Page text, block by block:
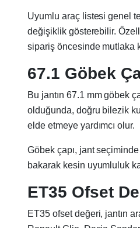
Uyumlu araç listesi genel
değişiklik gösterebilir.
sipariş öncesinde mutlaka
67.1 Göbek
Bu jantın 67.1 mm göbek
olduğunda, doğru bilezik
elde etmeye yardımcı olur.
Göbek çapı, jant
bakarak kesin uyumluluk
ET35 Ofset
ET35 ofset değeri, jantın